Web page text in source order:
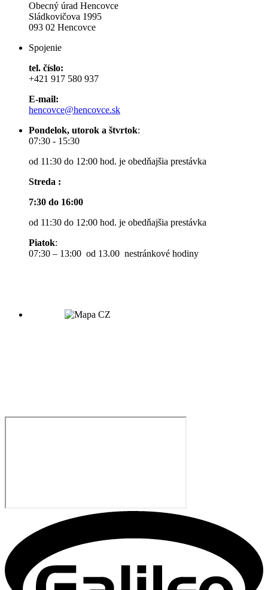
Obecný úrad Hencovce
Sládkovičova 1995
093 02 Hencovce
Spojenie
tel. číslo:
+421 917 580 937
E-mail:
hencovce@hencovce.sk
Pondelok, utorok a štvrtok:
07:30 - 15:30
od 11:30 do 12:00 hod. je obedňajšia prestávka
Streda :
7:30 do 16:00
od 11:30 do 12:00 hod. je obedňajšia prestávka
Piatok:
07:30 – 13:00 od 13.00 nestránkové hodiny